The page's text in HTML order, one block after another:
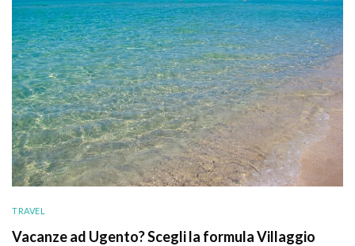
TRAVEL
Vacanze ad Ugento? Scegli la formula Villaggio